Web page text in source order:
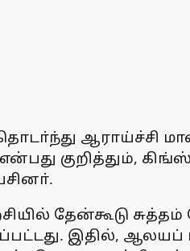
ஆராய்ச்சி
குறித்தும்,
தேன்கூடு
இதில்,